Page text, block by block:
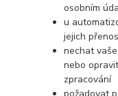
osobním
u
jejich
nechat
nebo
zpracování